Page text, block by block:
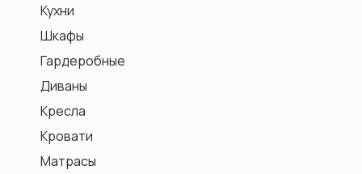
Кресла
Кровати
Диваны
Шкафы
Гардеробные
Кухни
Матрасы